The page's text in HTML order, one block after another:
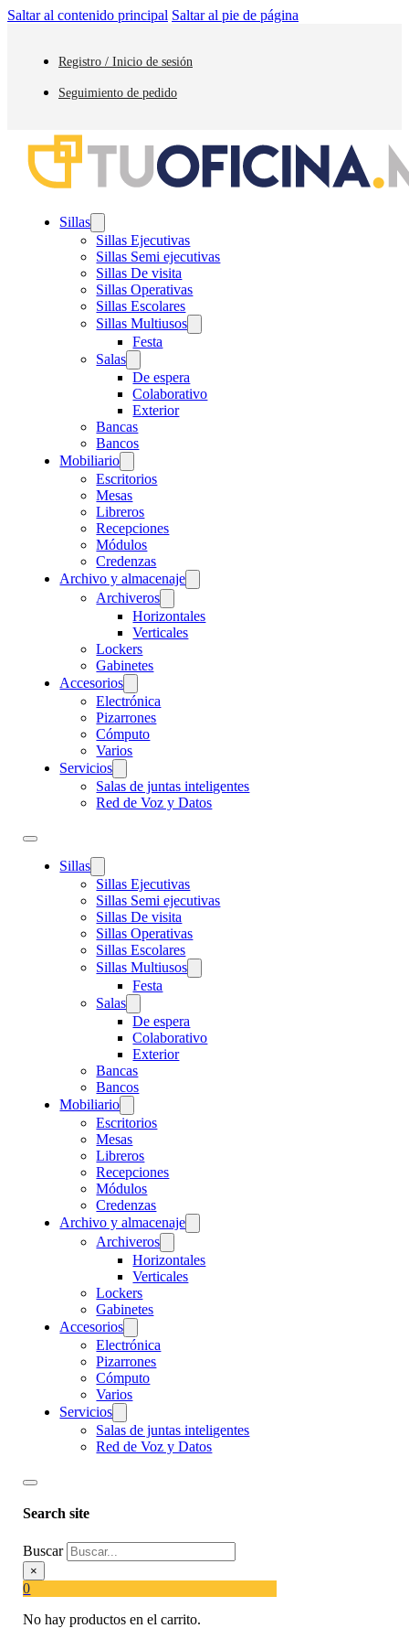
Saltar al contenido principal Saltar al pie de página
Registro / Inicio de sesión
Seguimiento de pedido
Sillas
Sillas Ejecutivas
Sillas Semi ejecutivas
Sillas De visita
Sillas Operativas
Sillas Escolares
Sillas Multiusos
Festa
Salas
De espera
Colaborativo
Exterior
Bancas
Bancos
Mobiliario
Escritorios
Mesas
Libreros
Recepciones
Módulos
Credenzas
Archivo y almacenaje
Archiveros
Horizontales
Verticales
Lockers
Gabinetes
Accesorios
Electrónica
Pizarrones
Cómputo
Varios
Servicios
Salas de juntas inteligentes
Red de Voz y Datos
Sillas
Sillas Ejecutivas
Sillas Semi ejecutivas
Sillas De visita
Sillas Operativas
Sillas Escolares
Sillas Multiusos
Festa
Salas
De espera
Colaborativo
Exterior
Bancas
Bancos
Mobiliario
Escritorios
Mesas
Libreros
Recepciones
Módulos
Credenzas
Archivo y almacenaje
Archiveros
Horizontales
Verticales
Lockers
Gabinetes
Accesorios
Electrónica
Pizarrones
Cómputo
Varios
Servicios
Salas de juntas inteligentes
Red de Voz y Datos
Search site
Buscar
×
0
No hay productos en el carrito.